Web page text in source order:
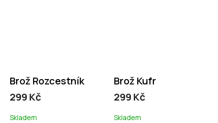
Brož Rozcestník
299 Kč
Skladem
Brož Kufr
299 Kč
Skladem